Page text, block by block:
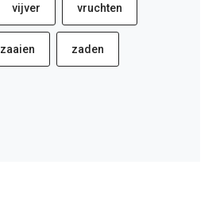
vijver vruchten
zaaien zaden